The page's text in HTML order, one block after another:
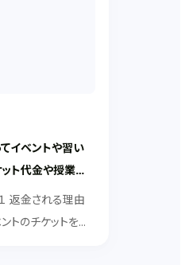
イベントや習い
ト代金や授業料
返金される理由
トのチケットを購